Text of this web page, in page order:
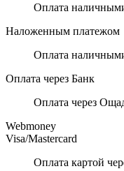
Оплата
Наложенным платежом
Оплата
Оплата через Банк
Оплата через
Webmoney
Visa/Mastercard
Оплата картой